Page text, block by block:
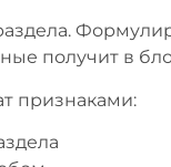
получит в
признаками: